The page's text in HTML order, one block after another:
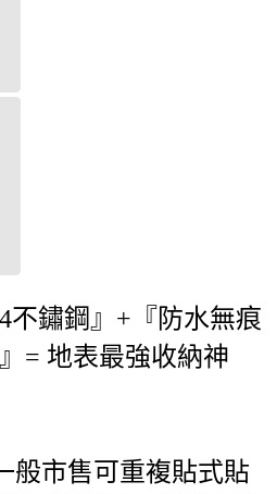
不鏽鋼』+『防水無痕
= 地表最強收納神
般市售可重複貼式貼